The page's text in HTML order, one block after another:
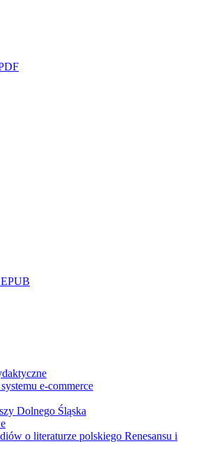
e-commerce
Dolnego Śląska
o literaturze polskiego Renesansu i